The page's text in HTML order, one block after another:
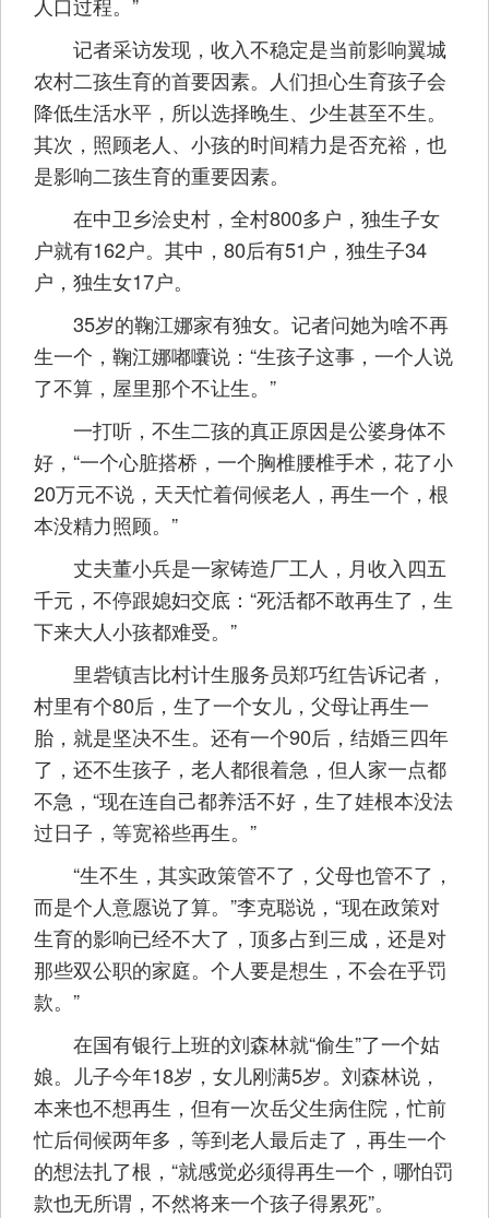
记者采访发现，收入不稳定是当前影响翼城
农村二孩生育的首要因素。人们担心生育孩子会
降低生活水平，所以选择晚生、少生甚至不生。
其次，照顾老人、小孩的时间精力是否充裕，也
是影响二孩生育的重要因素。
在中卫乡浍史村，全村800多户，独生子女
户就有162户。其中，80后有51户，独生子34
户，独生女17户。
35岁的鞠江娜家有独女。记者问她为啥不再
生一个，鞠江娜嘟囔说：“生孩子这事，一个人说
了不算，屋里那个不让生。”
一打听，不生二孩的真正原因是公婆身体不
好，“一个心脏搭桥，一个胸椎腰椎手术，花了小
20万元不说，天天忙着伺候老人，再生一个，根
本没精力照顾。”
丈夫董小兵是一家铸造厂工人，月收入四五
千元，不停跟媳妇交底：“死活都不敢再生了，生
下来大人小孩都难受。”
里砦镇吉比村计生服务员郑巧红告诉记者，
村里有个80后，生了一个女儿，父母让再生一
胎，就是坚决不生。还有一个90后，结婚三四年
了，还不生孩子，老人都很着急，但人家一点都
不急，“现在连自己都养活不好，生了娃根本没法
过日子，等宽裕些再生。”
“生不生，其实政策管不了，父母也管不了，
而是个人意愿说了算。”李克聪说，“现在政策对
生育的影响已经不大了，顶多占到三成，还是对
那些双公职的家庭。个人要是想生，不会在乎罚
款。”
在国有银行上班的刘森林就“偷生”了一个姑
娘。儿子今年18岁，女儿刚满5岁。刘森林说，
本来也不想再生，但有一次岳父生病住院，忙前
忙后伺候两年多，等到老人最后走了，再生一个
的想法扎了根，“就感觉必须得再生一个，哪怕罚
款也无所谓，不然将来一个孩子得累死”。